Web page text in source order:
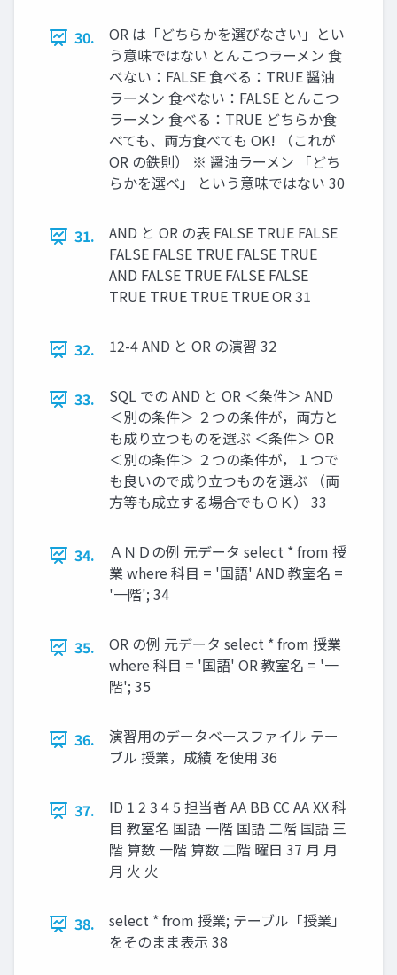
30.
OR は「どちらかを選びなさい」とい
う意味ではない とんこつラーメン 食
べない：FALSE 食べる：TRUE 醤油
ラーメン 食べない：FALSE とんこつ
ラーメン 食べる：TRUE どちらか食
べても、両方食べても OK! （これが
OR の鉄則） ※ 醤油ラーメン 「どち
らかを選べ」 という意味ではない 30
31.
AND と OR の表 FALSE TRUE FALSE
FALSE FALSE TRUE FALSE TRUE
AND FALSE TRUE FALSE FALSE
TRUE TRUE TRUE TRUE OR 31
32. 12-4 AND と OR の演習 32
33.
SQL での AND と OR ＜条件＞ AND
＜別の条件＞ ２つの条件が，両方と
も成り立つものを選ぶ ＜条件＞ OR
＜別の条件＞ ２つの条件が，１つで
も良いので成り立つものを選ぶ （両
方等も成立する場合でもＯＫ） 33
34.
ＡＮＤの例 元データ select * from 授
業 where 科目 = '国語' AND 教室名 =
'一階'; 34
35.
OR の例 元データ select * from 授業
where 科目 = '国語' OR 教室名 = '一
階'; 35
36.
演習用のデータベースファイル テー
ブル 授業，成績 を使用 36
37.
ID 1 2 3 4 5 担当者 AA BB CC AA XX 科
目 教室名 国語 一階 国語 二階 国語 三
階 算数 一階 算数 二階 曜日 37 月 月
月 火 火
38.
select * from 授業; テーブル「授業」
をそのまま表示 38